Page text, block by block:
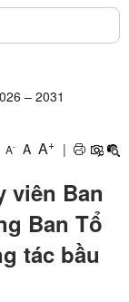
– 2031
A- A A+ |
viên Ban
Ban Tổ
tác bầu